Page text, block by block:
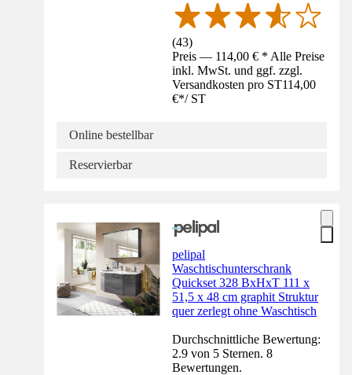
(43)
Preis — 114,00 € * Alle Preise
inkl. MwSt. und ggf. zzgl.
Versandkosten pro ST114,00
€*/ ST
Online bestellbar
Reservierbar
pelipal
Waschtischunterschrank
Quickset 328 BxHxT 111 x
51,5 x 48 cm graphit Struktur
quer zerlegt ohne Waschtisch
Durchschnittliche Bewertung:
2.9 von 5 Sternen. 8
Bewertungen.